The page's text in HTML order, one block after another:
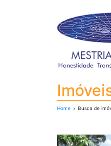
Imóveis à
Home Busca de